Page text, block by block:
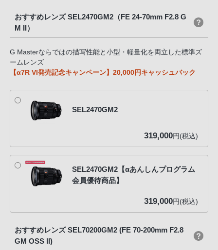
おすすめレンズ SEL2470GM2（FE 24-70mm F2.8 G
M II）
G Masterならではの描写性能と小型・軽量化を両立した標準ズ
ームレンズ
【α7R VI発売記念キャンペーン】20,000円キャッシュバック
SEL2470GM2
319,000円(税込)
SEL2470GM2【αあんしんプログラム
会員優待商品】
319,000円(税込)
おすすめレンズ SEL70200GM2 (FE 70-200mm F2.8
GM OSS II)